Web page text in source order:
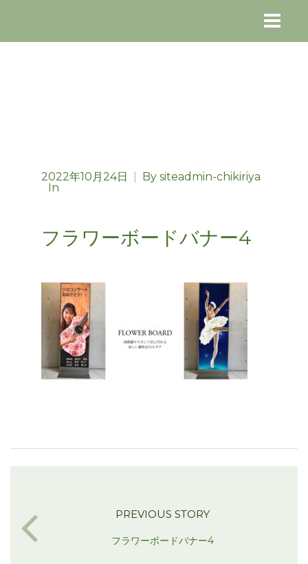
2022年10月24日 By siteadmin-chikiriya
In
フラワーボードバナー4
PREVIOUS STORY
フラワーボードバナー4